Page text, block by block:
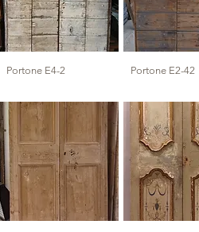
Portone E4-2 Portone E2-42